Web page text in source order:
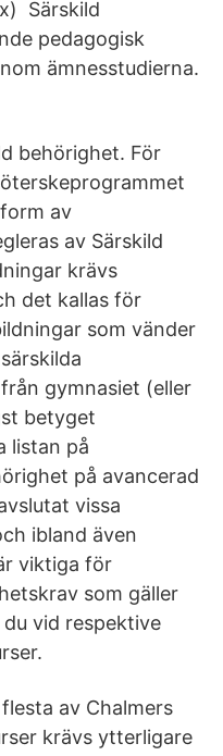
Särskild
pedagogisk
ämnesstudierna.
behörighet. För
av
av Särskild
krävs
det kallas för
som vänder
gymnasiet (eller
betyget
listan på
på avancerad
vissa
ibland även
viktiga för
som gäller
vid respektive
av Chalmers
krävs ytterligare